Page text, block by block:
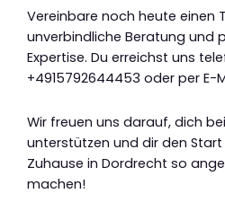
Vereinbare noch heute einen
unverbindliche Beratung und
Expertise. Du erreichst uns
+4915792644453 oder per E-
Wir freuen uns darauf, dich
unterstützen und dir den
Zuhause in Dordrecht so
machen!